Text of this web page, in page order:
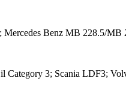
Benz MB 228.5/MB
3; Scania LDF3;